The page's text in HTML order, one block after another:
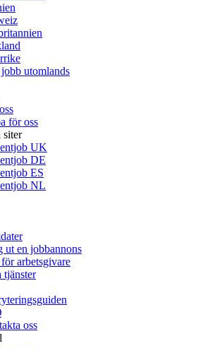
utomlands
för oss
siter
UK
DE
ES
NL
ut en jobbannons
arbetsgivare
tjänster
oss